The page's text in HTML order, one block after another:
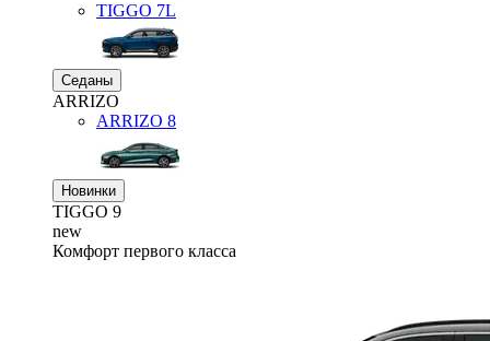
TIGGO 7L
Седаны
ARRIZO
ARRIZO 8
Новинки
TIGGO 9
new
Комфорт первого класса